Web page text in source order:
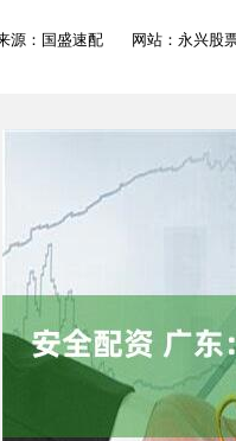
源：国盛速配 网站：永兴股